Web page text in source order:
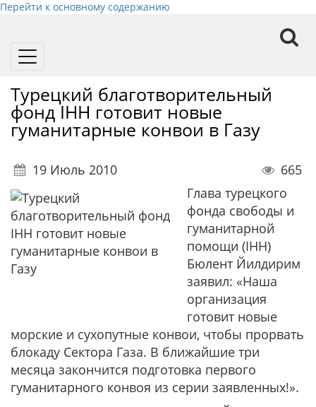
Перейти к основному содержанию
Toggle
Турецкий благотворительный
фонд IHH готовит новые
гуманитарные конвои в Газу
19 Июль 2010
665
Глава турецкого
фонда свободы и
гуманитарной
помощи (IHH)
Бюлент Йилдирим
заявил: «Наша
организация
готовит новые
морские и сухопутные конвои, чтобы прорвать
блокаду Сектора Газа. В ближайшие три
месяца закончится подготовка первого
гуманитарного конвоя из серии заявленных!».